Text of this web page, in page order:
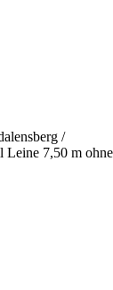
/
Leine 7,50 m ohne